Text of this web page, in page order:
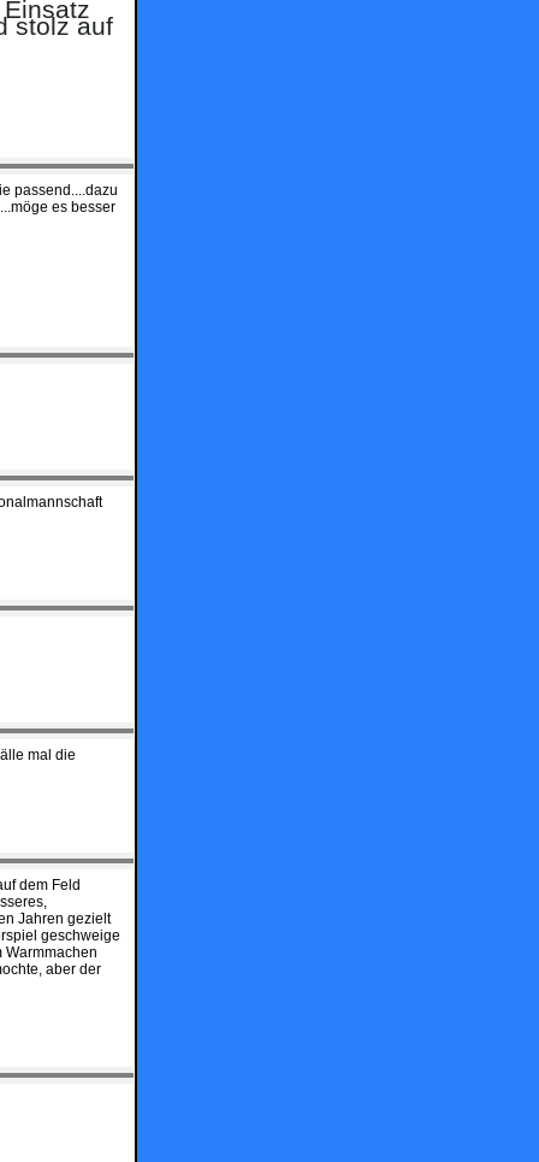
stolz auf
passend....dazu
es besser
mal die
dem Feld
Jahren gezielt
geschweige
Warmmachen
aber der